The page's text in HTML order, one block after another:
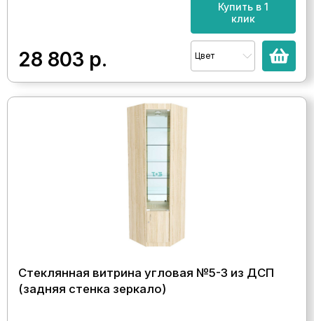
28 803 р.
Купить в 1
клик
Цвет
Стеклянная витрина угловая №5-3 из ДСП
(задняя стенка зеркало)